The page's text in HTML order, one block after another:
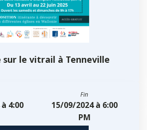
sur le vitrail à Tenneville
4:00
Fin
15/09/2024 à 6:00
PM